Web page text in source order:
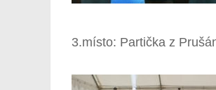
3.místo: Partička z